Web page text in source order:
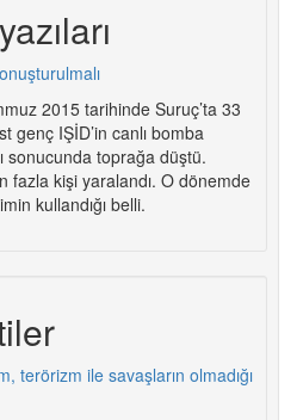
2015 tarihinde Suruç’ta 33
genç IŞİD’in canlı bomba
sonucunda toprağa düştü.
fazla kişi yaralandı. O dönemde
kullandığı belli.
terörizm ile savaşların olmadığı